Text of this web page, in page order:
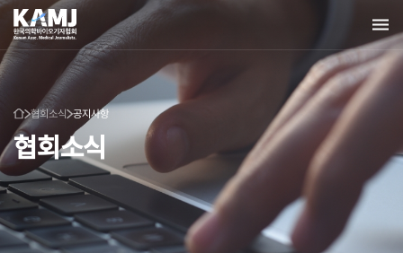
협회소식 공지사항
협회소식